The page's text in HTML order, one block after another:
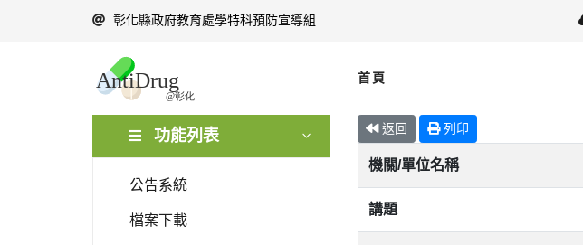
彰化縣政府教育處學特科預防宣導組
首頁
功能列表
公告系統
檔案下載
返回 列印
機關/單位名稱
講題